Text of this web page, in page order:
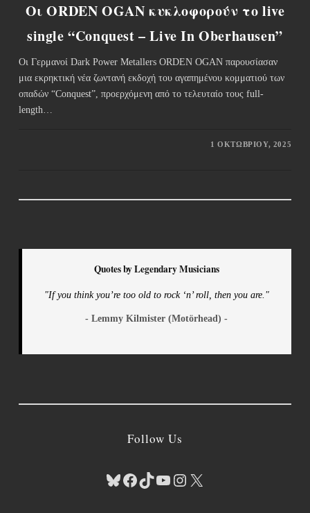
Οι ORDEN OGAN κυκλοφορούν το live
single “Conquest – Live In Oberhausen”
Οι Γερμανοί Dark Power Metallers ORDEN OGAN παρουσίασαν
μια εκρηκτική νέα ζωντανή εκδοχή του αγαπημένου κομματιού των
οπαδών “Conquest”, προερχόμενη από το τελευταίο τους full-
length…
1 ΟΚΤΩΒΡΊΟΥ, 2025
Quotes by Legendary Musicians
"If you think you’re too old to rock ‘n’ roll, then you are."
- Lemmy Kilmister (Motörhead) -
Follow Us